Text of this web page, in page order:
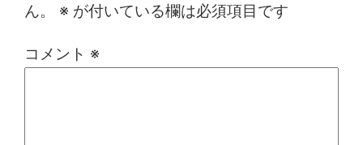
ん。
※ が付いている欄は必須項目です
コメント ※